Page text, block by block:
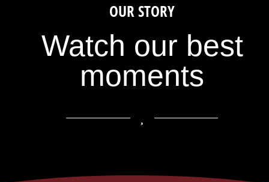
OUR STORY
Watch our best
moments